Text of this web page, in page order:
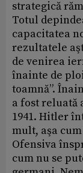
strategică
Totul
capacitatea
rezultatele
de venirea
înainte de
toamnă”.
a fost reluată
1941. Hitler
mult, aşa
Ofensiva
cum nu se